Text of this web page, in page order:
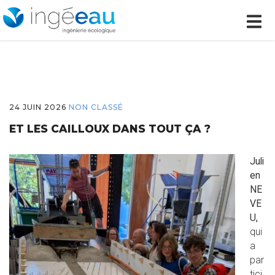
24 JUIN 2026 NON CLASSÉ
ET LES CAILLOUX DANS TOUT ÇA ?
Juli
en
NE
VE
U,
qui
a
par